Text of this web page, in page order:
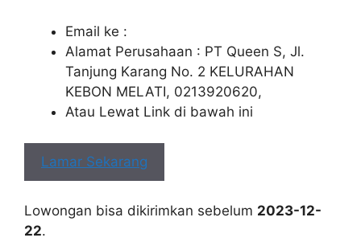
Email ke :
Alamat Perusahaan : PT Queen S, Jl.
Tanjung Karang No. 2 KELURAHAN
KEBON MELATI, 0213920620,
Atau Lewat Link di bawah ini
Lamar Sekarang
Lowongan bisa dikirimkan sebelum 2023-12-
22.